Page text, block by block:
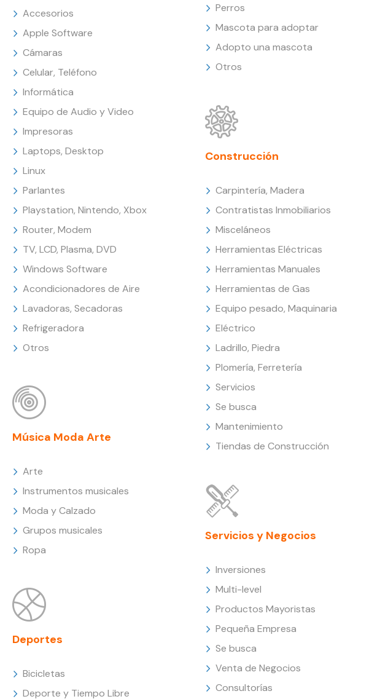
Accesorios
Apple Software
Cámaras
Celular, Teléfono
Informática
Equipo de Audio y Video
Impresoras
Laptops, Desktop
Linux
Parlantes
Playstation, Nintendo, Xbox
Router, Modem
TV, LCD, Plasma, DVD
Windows Software
Acondicionadores de Aire
Lavadoras, Secadoras
Refrigeradora
Otros
Música Moda Arte
Arte
Instrumentos musicales
Moda y Calzado
Grupos musicales
Ropa
Deportes
Bicicletas
Deporte y Tiempo Libre
Perros
Mascota para adoptar
Adopto una mascota
Otros
Construcción
Carpintería, Madera
Contratistas Inmobiliarios
Misceláneos
Herramientas Eléctricas
Herramientas Manuales
Herramientas de Gas
Equipo pesado, Maquinaria
Eléctrico
Ladrillo, Piedra
Plomería, Ferretería
Servicios
Se busca
Mantenimiento
Tiendas de Construcción
Servicios y Negocios
Inversiones
Multi-level
Productos Mayoristas
Pequeña Empresa
Se busca
Venta de Negocios
Consultorías